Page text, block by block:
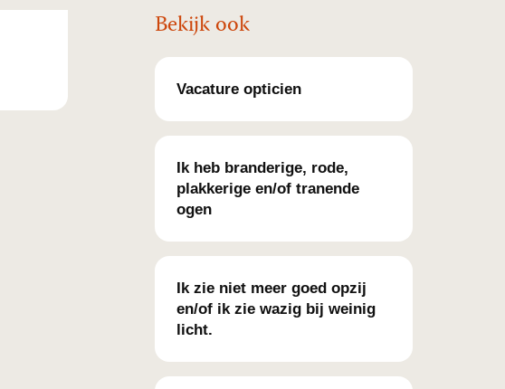
Bekijk ook
Vacature opticien
Ik heb branderige, rode,
plakkerige en/of tranende
ogen
Ik zie niet meer goed opzij
en/of ik zie wazig bij weinig
licht.